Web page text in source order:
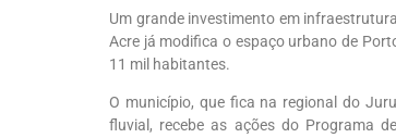
Um grande investimento em
Acre já modifica o espaço urbano de
11 mil habitantes.
O município, que fica na regional do
fluvial, recebe as ações do Programa